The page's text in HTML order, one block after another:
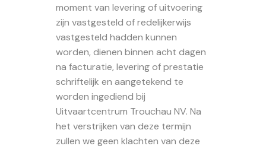
moment van levering of uitvoering
zijn vastgesteld of redelijkerwijs
vastgesteld hadden kunnen
worden, dienen binnen acht dagen
na facturatie, levering of prestatie
schriftelijk en aangetekend te
worden ingediend bij
Uitvaartcentrum Trouchau NV. Na
het verstrijken van deze termijn
zullen we geen klachten van deze